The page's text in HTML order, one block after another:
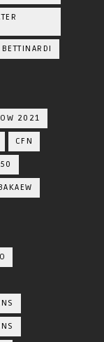
BETTINARDI
2021
CFN